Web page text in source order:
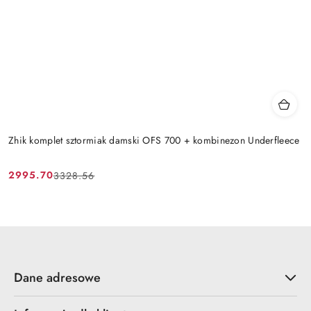
Zhik komplet sztormiak damski OFS 700 + kombinezon Underfleece
Cena
2995.70
Cena
3328.56
Dane adresowe